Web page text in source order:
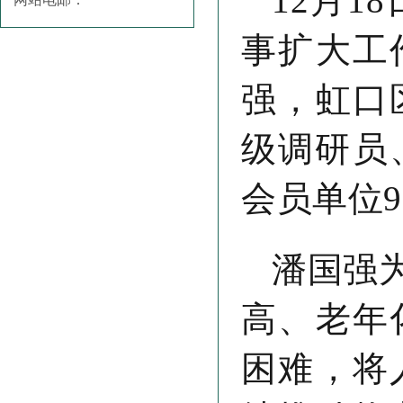
事扩大工
强，虹口
级调研员
会员单位
潘国强
高、老年
困难，